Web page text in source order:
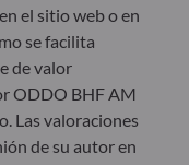
PRODUKTE
14.07.2026
el sitio web o en
se facilita
de valor
ODDO BHF AM
Las valoraciones
de su autor en